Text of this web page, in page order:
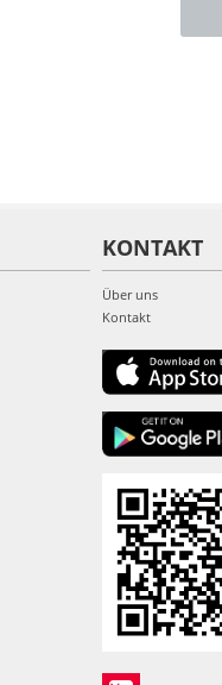
KONTAKT
Über uns
Kontakt